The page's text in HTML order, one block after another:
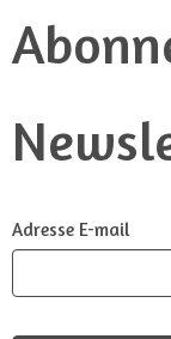
Adresse E-mail